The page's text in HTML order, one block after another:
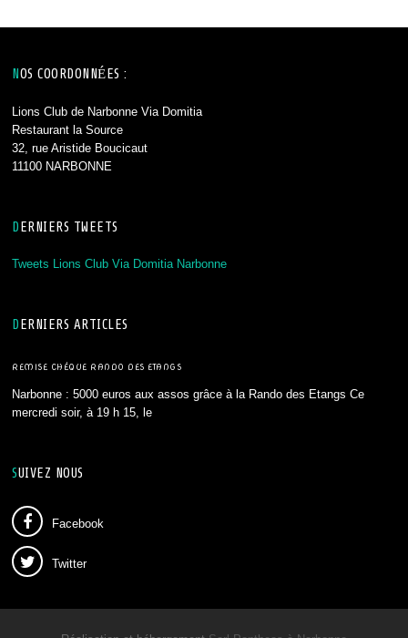
NOS COORDONNÉES :
Lions Club de Narbonne Via Domitia
Restaurant la Source
32, rue Aristide Boucicaut
11100 NARBONNE
DERNIERS TWEETS
Tweets Lions Club Via Domitia Narbonne
DERNIERS ARTICLES
REMISE CHÉQUE RANDO DES ETANGS
Narbonne : 5000 euros aux assos grâce à la Rando des Etangs Ce
mercredi soir, à 19 h 15, le
SUIVEZ NOUS
Facebook
Twitter